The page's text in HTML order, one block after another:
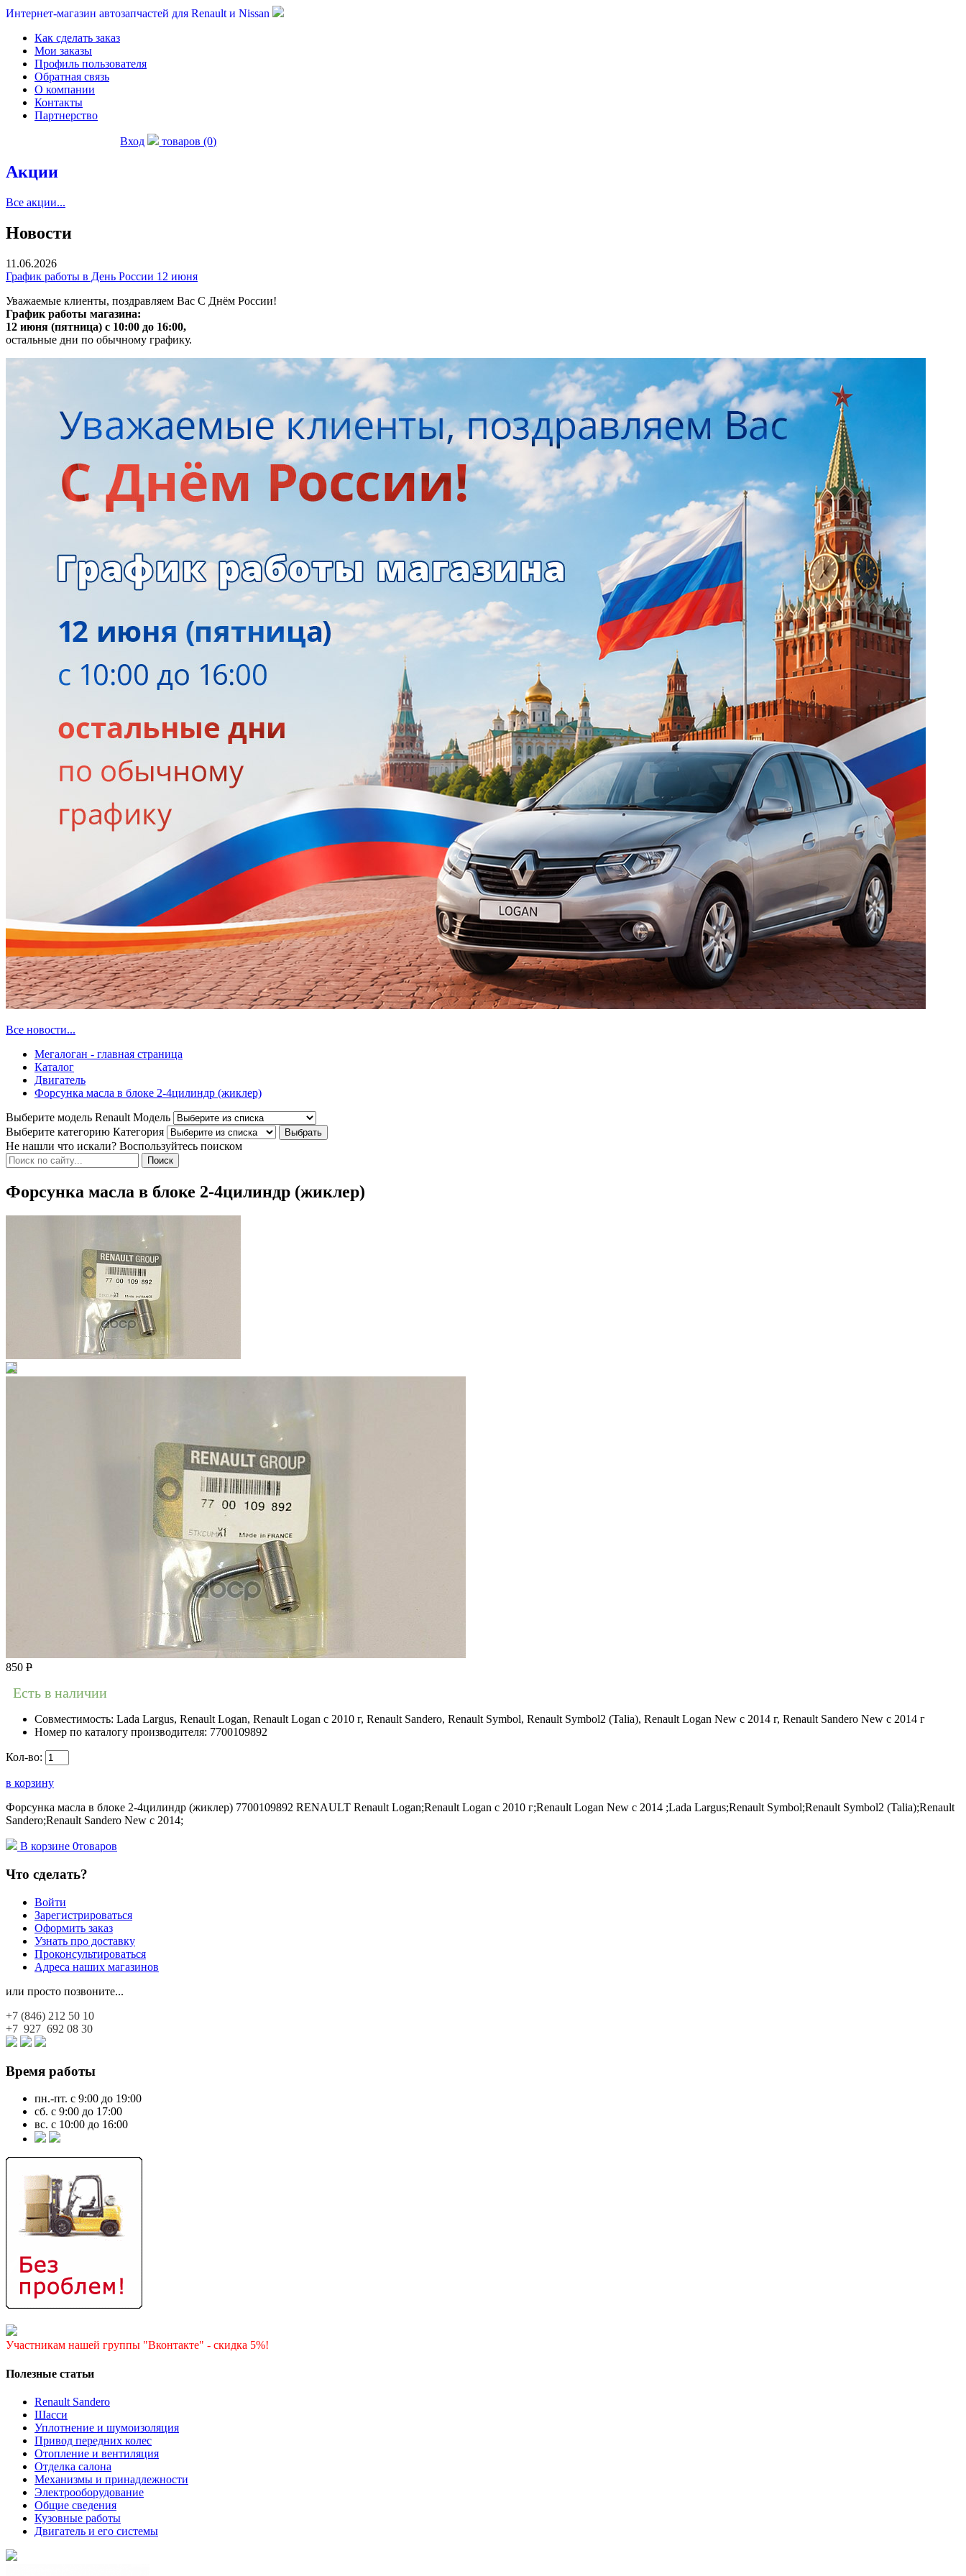
Интернет-магазин автозапчастей для Renault и Nissan
Как сделать заказ
Мои заказы
Профиль пользователя
Обратная связь
О компании
Контакты
Партнерство
Вход товаров (0)
Акции
Все акции...
Новости
11.06.2026
График работы в День России 12 июня
Уважаемые клиенты, поздравляем Вас С Днём России!
График работы магазина:
12 июня (пятница) с 10:00 до 16:00,
остальные дни по обычному графику.
Все новости...
Мегалоган - главная страница
Каталог
Двигатель
Форсунка масла в блоке 2-4цилиндр (жиклер)
Выберите модель Renault Модель
Выберите категорию Категория
Не нашли что искали? Воспользуйтесь поиском
Форсунка масла в блоке 2-4цилиндр (жиклер)
850 Р
Есть в наличии
Совместимость: Lada Largus, Renault Logan, Renault Logan c 2010 г, Renault Sandero, Renault Symbol, Renault Symbol2 (Talia), Renault Logan New с 2014 г, Renault Sandero New с 2014 г
Номер по каталогу производителя: 7700109892
Кол-во:
в корзину
Форсунка масла в блоке 2-4цилиндр (жиклер) 7700109892 RENAULT Renault Logan;Renault Logan c 2010 г;Renault Logan New с 2014 ;Lada Largus;Renault Symbol;Renault Symbol2 (Talia);Renault
Sandero;Renault Sandero New с 2014;
В корзине 0товаров
Что сделать?
Войти
Зарегистрироваться
Оформить заказ
Узнать про доставку
Проконсультироваться
Адреса наших магазинов
или просто позвоните...
+7 (846) 212 50 10
+7 927 692 08 30
Время работы
пн.-пт. с 9:00 до 19:00
сб. с 9:00 до 17:00
вс. с 10:00 до 16:00
Участникам нашей группы "Вконтакте" - скидка 5%!
Полезные статьи
Renault Sandero
Шасси
Уплотнение и шумоизоляция
Привод передних колес
Отопление и вентиляция
Отделка салона
Механизмы и принадлежности
Электрооборудование
Общие сведения
Кузовные работы
Двигатель и его системы